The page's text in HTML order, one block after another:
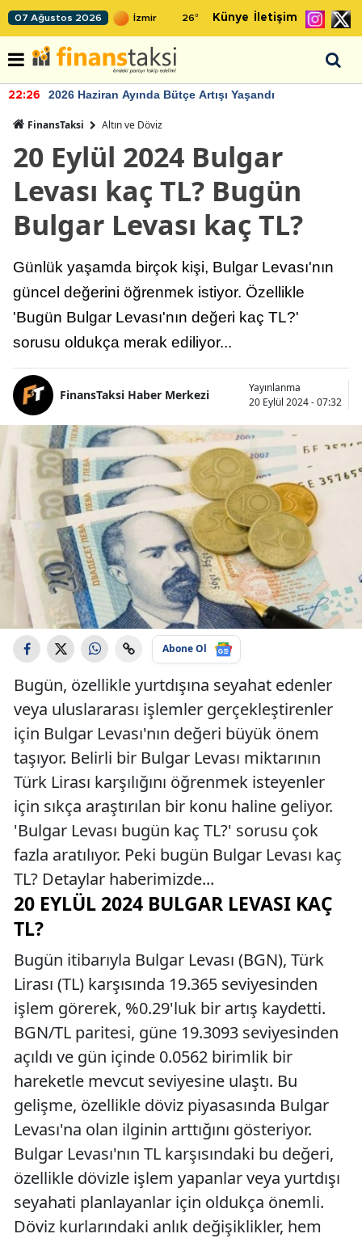
07 Ağustos 2026 26° Künye İletişim
22:26 2026 Haziran Ayında Bütçe Artışı Yaşandı
FinansTaksi Altın ve Döviz
20 Eylül 2024 Bulgar
Levası kaç TL? Bugün
Bulgar Levası kaç TL?
Günlük yaşamda birçok kişi, Bulgar Levası'nın
güncel değerini öğrenmek istiyor. Özellikle
'Bugün Bulgar Levası'nın değeri kaç TL?'
sorusu oldukça merak ediliyor...
FinansTaksi Haber Merkezi
Yayınlanma
20 Eylül 2024 - 07:32
Abone Ol
Bugün, özellikle yurtdışına seyahat edenler
veya uluslararası işlemler gerçekleştirenler
için Bulgar Levası'nın değeri büyük önem
taşıyor. Belirli bir Bulgar Levası miktarının
Türk Lirası karşılığını öğrenmek isteyenler
için sıkça araştırılan bir konu haline geliyor.
'Bulgar Levası bugün kaç TL?' sorusu çok
fazla aratılıyor. Peki bugün Bulgar Levası kaç
TL? Detaylar haberimizde...
20 EYLÜL 2024 BULGAR LEVASI KAÇ
TL?
Bugün itibarıyla Bulgar Levası (BGN), Türk
Lirası (TL) karşısında 19.365 seviyesinden
işlem görerek, %0.29'luk bir artış kaydetti.
BGN/TL paritesi, güne 19.3093 seviyesinden
açıldı ve gün içinde 0.0562 birimlik bir
hareketle mevcut seviyesine ulaştı. Bu
gelişme, özellikle döviz piyasasında Bulgar
Levası'na olan ilginin arttığını gösteriyor.
Bulgar Levası'nın TL karşısındaki bu değeri,
özellikle dövizle işlem yapanlar veya yurtdışı
seyahati planlayanlar için oldukça önemli.
Döviz kurlarındaki anlık değişiklikler, hem